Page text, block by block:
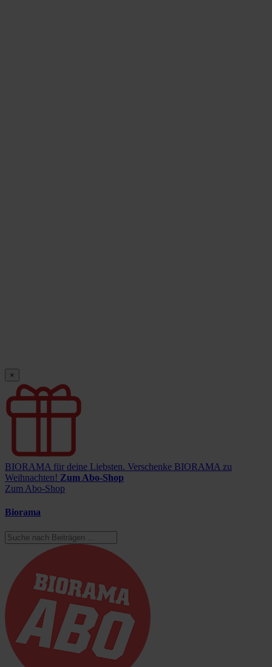
×
BIORAMA für deine Liebsten. Verschenke BIORAMA zu
Weihnachten! Zum Abo-Shop
Zum Abo-Shop
Biorama